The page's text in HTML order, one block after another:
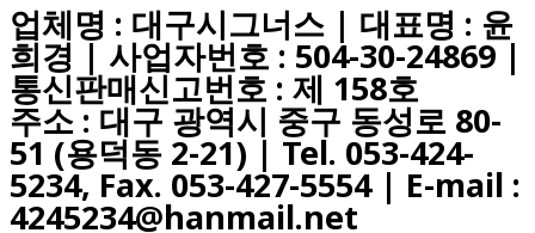
업체명 : 대구시그너스 | 대표명 : 윤
희경 | 사업자번호 : 504-30-24869 |
통신판매신고번호 : 제 158호
주소 : 대구 광역시 중구 동성로 80-
51 (용덕동 2-21) | Tel. 053-424-
5234, Fax. 053-427-5554| E-mail :
4245234@hanmail.net